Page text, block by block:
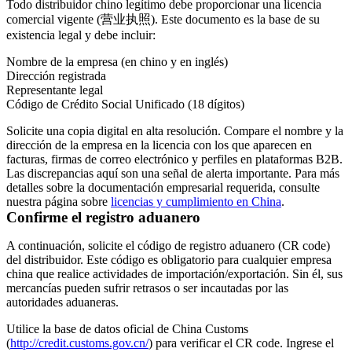
Todo distribuidor chino legítimo debe proporcionar una licencia
comercial vigente (营业执照). Este documento es la base de su
existencia legal y debe incluir:
Nombre de la empresa (en chino y en inglés)
Dirección registrada
Representante legal
Código de Crédito Social Unificado (18 dígitos)
Solicite una copia digital en alta resolución. Compare el nombre y la
dirección de la empresa en la licencia con los que aparecen en
facturas, firmas de correo electrónico y perfiles en plataformas B2B.
Las discrepancias aquí son una señal de alerta importante. Para más
detalles sobre la documentación empresarial requerida, consulte
nuestra página sobre licencias y cumplimiento en China.
Confirme el registro aduanero
A continuación, solicite el código de registro aduanero (CR code)
del distribuidor. Este código es obligatorio para cualquier empresa
china que realice actividades de importación/exportación. Sin él, sus
mercancías pueden sufrir retrasos o ser incautadas por las
autoridades aduaneras.
Utilice la base de datos oficial de China Customs
(http://credit.customs.gov.cn/) para verificar el CR code. Ingrese el